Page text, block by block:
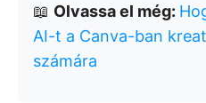
📖 Olvassa el még:
AI-t a Canva-ban
számára